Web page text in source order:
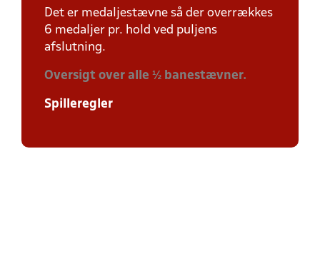
Det er medaljestævne så der overrækkes
6 medaljer pr. hold ved puljens
afslutning.
Oversigt over alle ½ banestævner.
Spilleregler